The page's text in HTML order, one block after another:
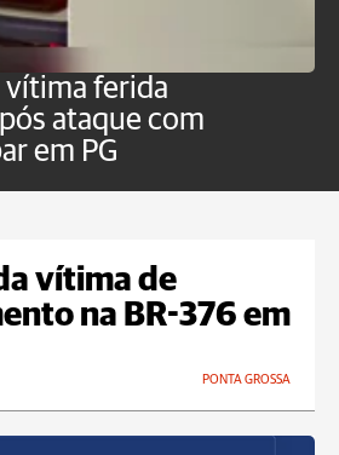
vítima ferida
ataque com
em PG
vítima de
na BR-376 em
PONTA GROSSA